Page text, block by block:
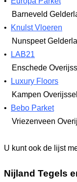
Barneveld
•
Knulst Vloeren
Nunspeet
•
LAB21
Enschede
•
Luxury Floors
Kampen Overijssel
•
Bebo Parket
Vriezenveen
U kunt ook de lijst
Nijland Tegels